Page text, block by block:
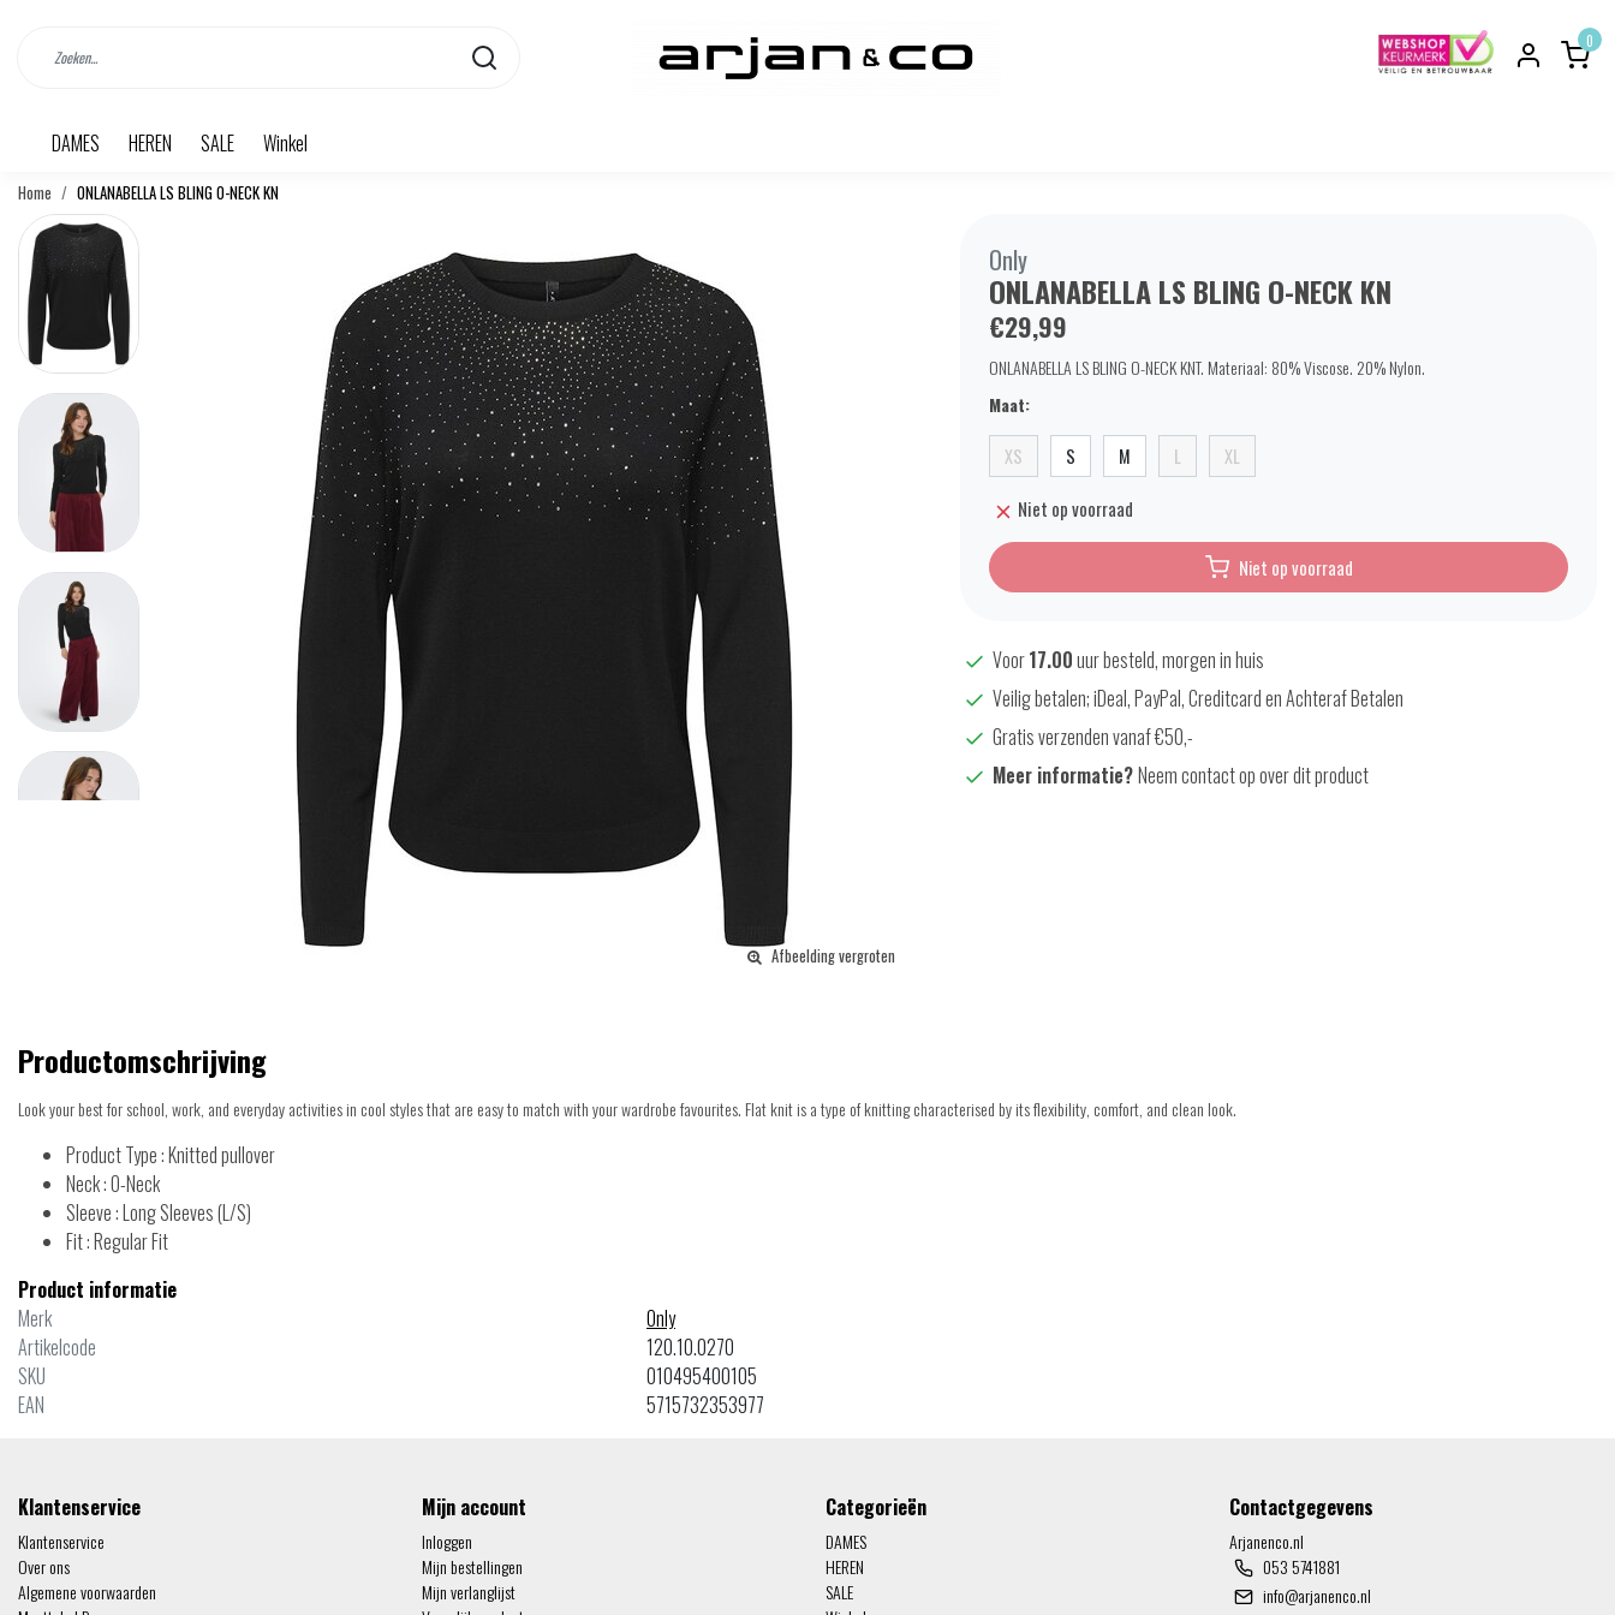
0
DAMES HEREN SALE Winkel
Home ONLANABELLA LS BLING O-NECK KN
Afbeelding vergroten
Only
ONLANABELLA LS BLING O-NECK KN
€29,99
ONLANABELLA LS BLING O-NECK KNT. Materiaal: 80% Viscose. 20% Nylon.
Maat:
XS S M L XL
Niet op voorraad
Niet op voorraad
Voor17.00uur besteld, morgen in huis
Veilig betalen; iDeal, PayPal, Creditcard en Achteraf Betalen
Gratis verzenden vanaf €50,-
Meer informatie?Neem contact op over dit product
Productomschrijving
Look your best for school, work, and everyday activities in cool styles that are easy to match with your wardrobe favourites. Flat knit is a type of knitting characterised by its flexibility, comfort, and clean look.
Product Type : Knitted pullover
Neck : O-Neck
Sleeve : Long Sleeves (L/S)
Fit : Regular Fit
Product informatie
Merk
Only
Artikelcode
120.10.0270
SKU
010495400105
EAN
5715732353977
Klantenservice
Klantenservice
Over ons
Algemene voorwaarden
Mijn account
Inloggen
Mijn bestellingen
Mijn verlanglijst
Categorieën
DAMES
HEREN
SALE
Contactgegevens
Arjanenco.nl
053 5741881
info@arjanenco.nl